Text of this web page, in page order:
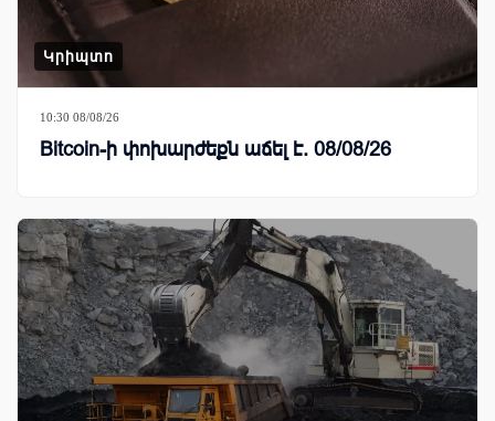
Կրիպտո
10:30 08/08/26
Bitcoin-ի փոխարժեքն աճել է. 08/08/26